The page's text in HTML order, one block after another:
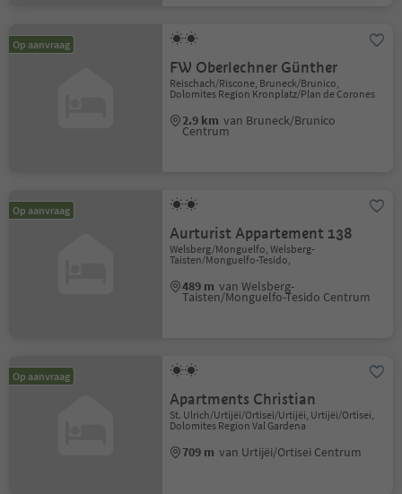
Op aanvraag
FW Oberlechner Günther
Reischach/Riscone, Bruneck/Brunico,
Dolomites Region Kronplatz/Plan de Corones
2.9 km van Bruneck/Brunico
Centrum
Op aanvraag
Aurturist Appartement 138
Welsberg/Monguelfo, Welsberg-
Taisten/Monguelfo-Tesido,
489 m van Welsberg-
Taisten/Monguelfo-Tesido Centrum
Op aanvraag
Apartments Christian
St. Ulrich/Urtijëi/Ortisei/Urtijëi, Urtijëi/Ortisei,
Dolomites Region Val Gardena
709 m van Urtijëi/Ortisei Centrum